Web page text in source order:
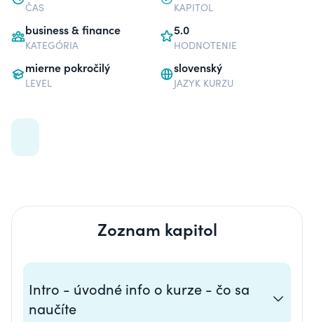
ČAS KAPITOL
business & finance
KATEGÓRIA
5.0
HODNOTENIE
mierne pokročilý
LEVEL
slovenský
JAZYK KURZU
Zoznam kapitol
Intro - úvodné info o kurze - čo sa
naučíte